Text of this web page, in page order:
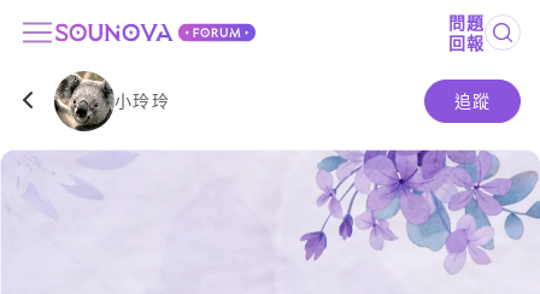
問題
回報
小玲玲 追蹤